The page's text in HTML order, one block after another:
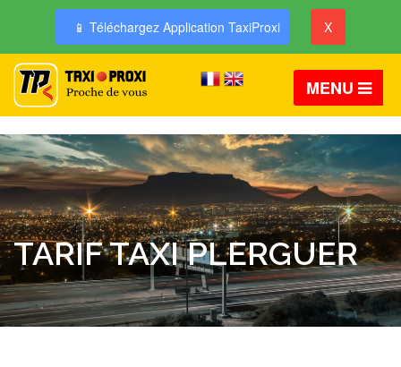
📱 Téléchargez Application TaxiProxi X
MENU
TARIF TAXI PLERGUER